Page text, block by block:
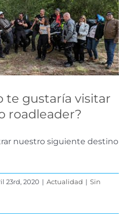
el próximo
Actualidad
te gustaría visitar
roadleader?
nuestro siguiente destino
23rd, 2020 | Actualidad | Sin